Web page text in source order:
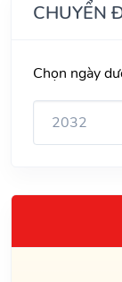
CHUYỂN
Chọn ngày